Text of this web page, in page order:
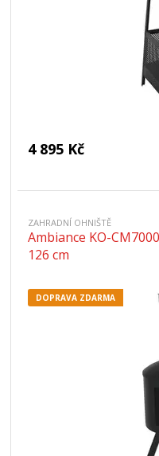
4 895 Kč
ZAHRADNÍ OHNIŠTĚ
Ambiance KO-
126 cm
DOPRAVA ZDARMA